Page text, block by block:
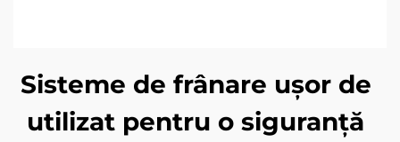
Sisteme de frânare ușor de
utilizat pentru o siguranță